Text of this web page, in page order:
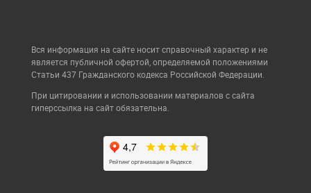
Вся информация на сайте носит справочный характер и не
является публичной офертой, определяемой положениями
Статьи 437 Гражданского кодекса Российской Федерации.
При цитировании и использовании материалов с сайта
гиперссылка на сайт обязательна.